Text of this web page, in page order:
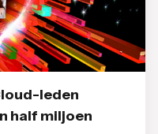
leden
half miljoen